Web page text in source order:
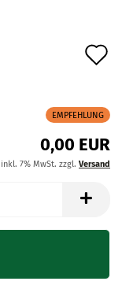
EMPFEHLUNG
0,00 EUR
inkl. 7% MwSt. zzgl. Versand